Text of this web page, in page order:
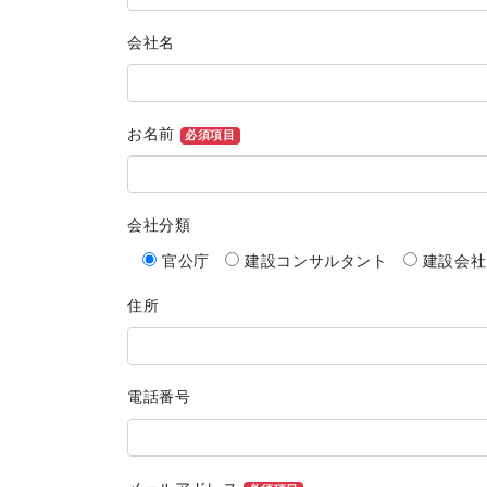
会社名
お名前 必須項目
会社分類
官公庁
建設コンサルタント 建設会社
住所
電話番号